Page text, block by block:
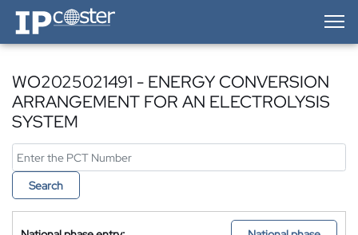
IP-Coster — Home
WO2025021491 - ENERGY CONVERSION
ARRANGEMENT FOR AN ELECTROLYSIS
SYSTEM
Search